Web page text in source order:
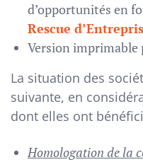
d’opportunités en
Rescue
Version imprimable
La situation des
suivante, en
dont elles ont
Homologation de la